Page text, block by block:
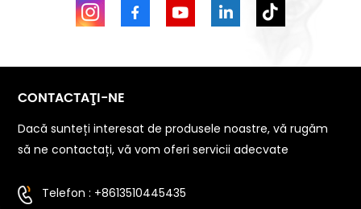
CONTACTAŢI-NE
Dacă sunteți interesat de produsele noastre, vă rugăm
să ne contactați, vă vom oferi servicii adecvate
Telefon : +8613510445435